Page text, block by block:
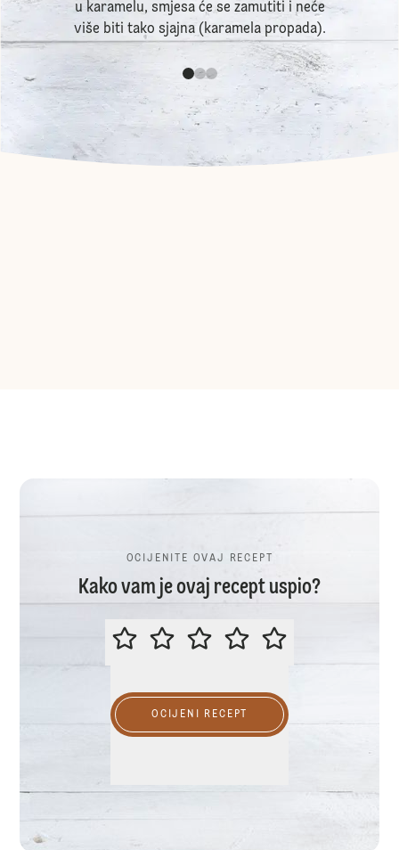
u karamelu, smjesa će se zamutiti i neće
više biti tako sjajna (karamela propada).
OCIJENITE OVAJ RECEPT
Kako vam je ovaj recept uspio?
OCIJENITE OVAJ RECEPT
OCIJENI RECEPT